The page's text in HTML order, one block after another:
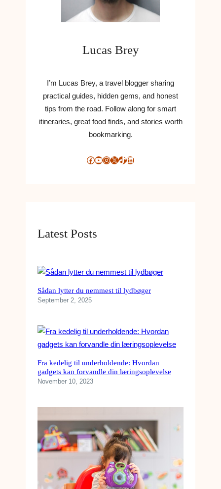
Lucas Brey
I’m Lucas Brey, a travel blogger sharing
practical guides, hidden gems, and honest
tips from the road. Follow along for smart
itineraries, great food finds, and stories worth
bookmarking.
Facebook YouTube InstagramX TikTok LinkedIn
Latest Posts
Sådan lytter du nemmest til lydbøger
September 2, 2025
Fra kedelig til underholdende: Hvordan
gadgets kan forvandle din læringsoplevelse
November 10, 2023